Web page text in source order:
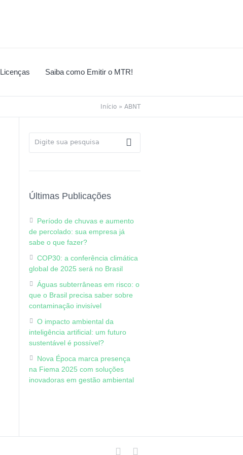
Licenças Saiba como Emitir o MTR!
Início » ABNT
Últimas Publicações
Período de chuvas e aumento
de percolado: sua empresa já
sabe o que fazer?
COP30: a conferência climática
global de 2025 será no Brasil
Águas subterrâneas em risco: o
que o Brasil precisa saber sobre
contaminação invisível
O impacto ambiental da
inteligência artificial: um futuro
sustentável é possível?
Nova Época marca presença
na Fiema 2025 com soluções
inovadoras em gestão ambiental